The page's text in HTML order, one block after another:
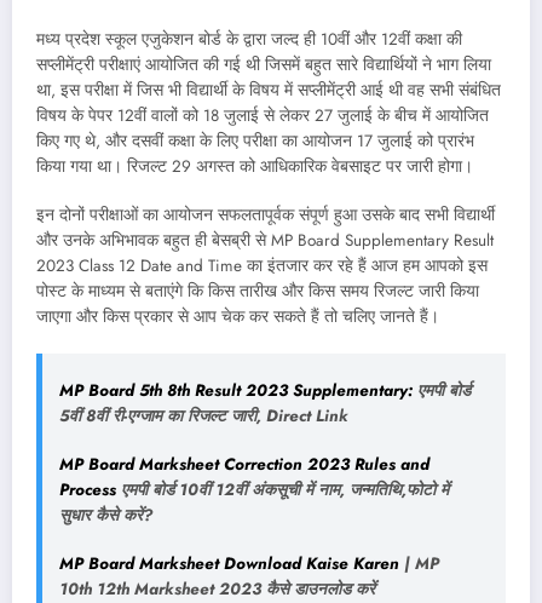
मध्य प्रदेश स्कूल एजुकेशन बोर्ड के द्वारा जल्द ही 10वीं और 12वीं कक्षा की
सप्लीमेंट्री परीक्षाएं आयोजित की गई थी जिसमें बहुत सारे विद्यार्थियों ने भाग लिया
था, इस परीक्षा में जिस भी विद्यार्थी के विषय में सप्लीमेंट्री आई थी वह सभी संबंधित
विषय के पेपर 12वीं वालों को 18 जुलाई से लेकर 27 जुलाई के बीच में आयोजित
किए गए थे, और दसवीं कक्षा के लिए परीक्षा का आयोजन 17 जुलाई को प्रारंभ
किया गया था। रिजल्ट 29 अगस्त को आधिकारिक वेबसाइट पर जारी होगा।
इन दोनों परीक्षाओं का आयोजन सफलतापूर्वक संपूर्ण हुआ उसके बाद सभी विद्यार्थी
और उनके अभिभावक बहुत ही बेसब्री से MP Board Supplementary Result
2023 Class 12 Date and Time का इंतजार कर रहे हैं आज हम आपको इस
पोस्ट के माध्यम से बताएंगे कि किस तारीख और किस समय रिजल्ट जारी किया
जाएगा और किस प्रकार से आप चेक कर सकते हैं तो चलिए जानते हैं।
MP Board 5th 8th Result 2023 Supplementary:एमपी बोर्ड
5वीं 8वीं री-एग्जाम का रिजल्ट जारी, Direct Link
MP Board Marksheet Correction 2023 Rules and
Processएमपी बोर्ड 10वीं 12वीं अंकसूची में नाम, जन्मतिथि,फोटो में
सुधार कैसे करें?
MP Board Marksheet Download Kaise Karen| MP
10th 12th Marksheet 2023 कैसे डाउनलोड करें